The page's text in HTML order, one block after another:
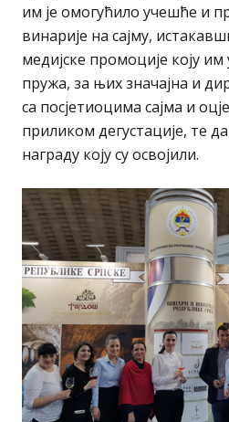
им је омогућило учешће и
винарије на сајму,
медијске промоције коју
пружа, за њих значајна и
са посјетиоцима сајма и
приликом дегустације, те
награду коју су освојили.